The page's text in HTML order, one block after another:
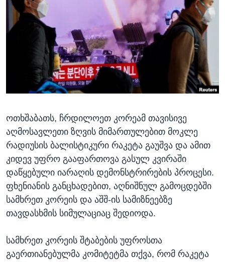
ᲡᲢᲣᲓᲘᲐ ᲕᲐᲨᲘᲜᲒᲢᲝᲜᲘ
ᲔᲙᲝᲜᲝᲛᲘᲙᲐ
ᲯᲐᲜᲛᲠᲗᲔᲚᲝᲑᲐ
ᲛᲔᲪᲜᲘᲔᲠᲔᲑᲐ
ᲘᲜᲢᲔᲠᲕᲘᲣ
ᲙᲣᲚᲢᲣᲠᲐ
ᲓᲔᲖᲘᲜᲤᲝᲠᲛᲐᲪᲘᲐ
Learning English
ᲗᲕᲐᲚᲘ ᲒᲕᲐᲓᲔᲕᲜᲔᲗ
ენები
ოთხშაბათს, ჩრდილოეთ კორეამ თავისივე
აღმოსავლეთი ზღვის მიმართულებით მოკლე
რადიუსის ბალისტიკური რაკეტა გაუშვა და ამით
კიდევ უფრო გააფართოვა გასულ კვირაში
დაწყებული იარაღის დემონსტრირების პროცესი.
ფხენიანის განცხადებით, აღნიშნულ გამოცდებში
სამხრეთ კორეის და აშშ-ის სამიზნეებზე
თავდასხმის სიმულაციაც შედიოდა.
სამხრეთ კორეის შტაბების უფროსთა
გაერთიანებულმა კომიტეტმა თქვა, რომ რაკეტა